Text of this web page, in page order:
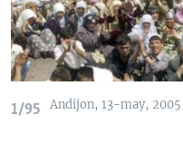
VIDEO
XABARLAR SURATLARDA
ODNOKLASSNIKI
TELEGRAM
TWITTER
SOUNDCLOUD
VOA
1/95 Andijon, 13-may, 2005